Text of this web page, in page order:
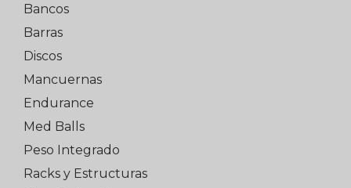
Bancos
Barras
Discos
Mancuernas
Endurance
Med Balls
Peso Integrado
Racks y Estructuras